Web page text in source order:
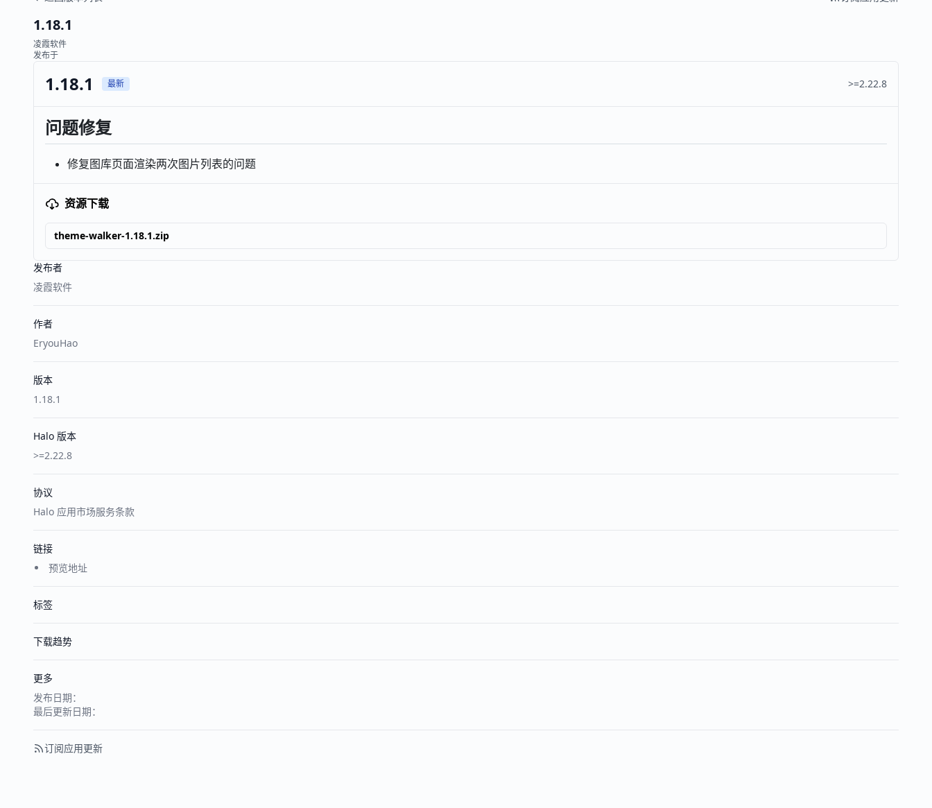
发布者
凌霞软件
作者
EryouHao
版本
1.18.1
Halo 版本
>=2.22.8
协议
Halo 应用市场服务条款
链接
预览地址
标签
下载趋势
更多
发布日期：
最后更新日期：
订阅应用更新
1.18.1
凌霞软件
发布于
1.18.1 最新 >=2.22.8
问题修复
修复图库页面渲染两次图片列表的问题
资源下载
theme-walker-1.18.1.zip